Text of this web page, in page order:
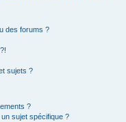
des forums ?
sujets ?
?
sujet spécifique ?